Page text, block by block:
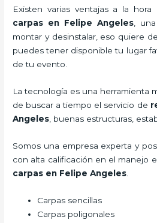
Existen varias ventajas a la
carpas en Felipe Angeles,
montar y desinstalar, eso quiere
puedes tener disponible tu lugar
de tu evento.
La tecnología es una herramienta
de buscar a tiempo el servicio de
Angeles , buenas estructuras,
Somos una empresa experta y
con alta calificación en el manejo
carpas en Felipe Angeles
Carpas sencillas
Carpas poligonales